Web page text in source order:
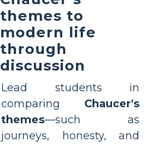
themes to
modern life
through
discussion
Lead students in
comparing Chaucer's
themes—such as
journeys, honesty, and